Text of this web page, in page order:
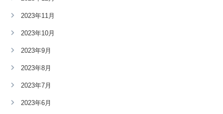
2023年11月
2023年10月
2023年9月
2023年8月
2023年7月
2023年6月